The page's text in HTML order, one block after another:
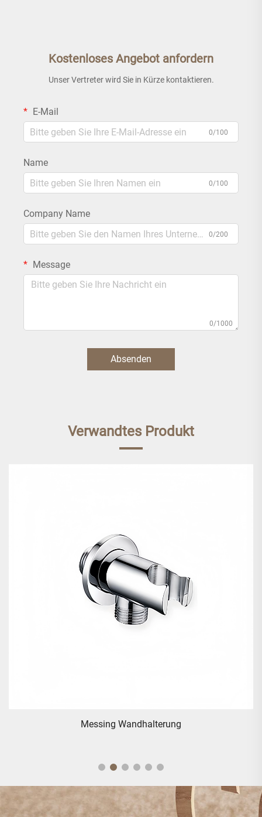
Kostenloses Angebot anfordern
Unser Vertreter wird Sie in Kürze kontaktieren.
E-Mail
0/100
Name
0/100
Company Name
0/200
Message
0/1000
Absenden
Verwandtes Produkt
Traditionelles Messing-Handstück - Gold